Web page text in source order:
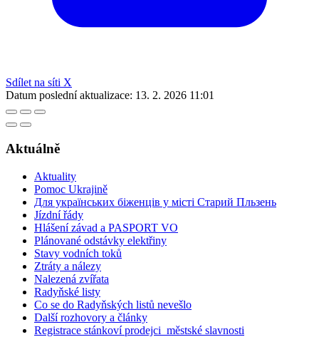
Sdílet na síti X
Datum poslední aktualizace: 13. 2. 2026 11:01
Aktuálně
Aktuality
Pomoc Ukrajině
Для українських біженців у місті Старий Пльзень
Jízdní řády
Hlášení závad a PASPORT VO
Plánované odstávky elektřiny
Stavy vodních toků
Ztráty a nálezy
Nalezená zvířata
Radyňské listy
Co se do Radyňských listů nevešlo
Další rozhovory a články
Registrace stánkoví prodejci_městské slavnosti